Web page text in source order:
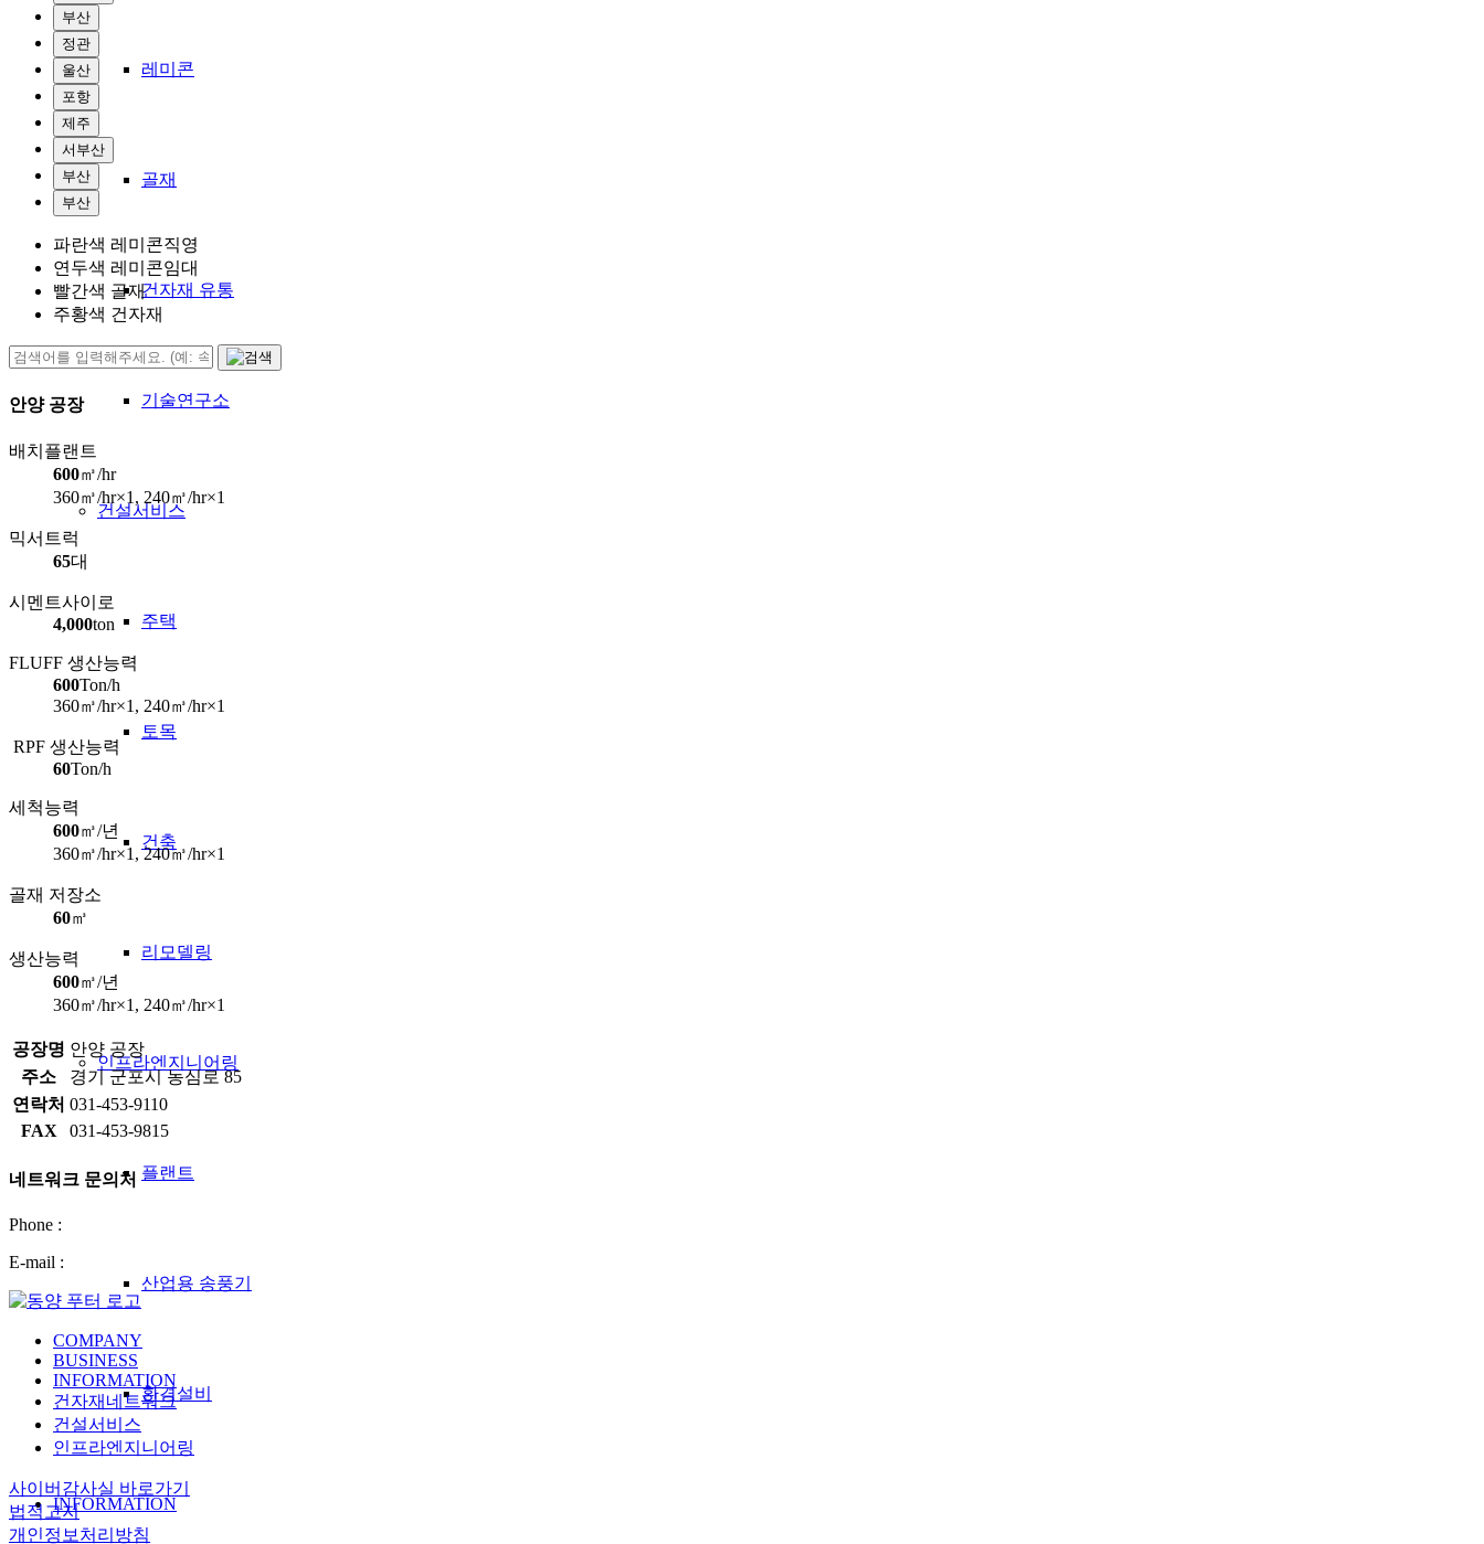
레미콘
골재
건자재 유통
기술연구소
건설서비스
주택
토목
건축
리모델링
인프라엔지니어링
플랜트
산업용 송풍기
환경설비
INFORMATION
부산
정관
울산
포항
제주
서부산
부산
부산
파란색 레미콘직영
연두색 레미콘임대
빨간색 골재
주황색 건자재
안양 공장
배치플랜트
600㎥/hr
360㎥/hr×1, 240㎥/hr×1
믹서트럭
65대
시멘트사이로
4,000ton
FLUFF 생산능력
600Ton/h
360㎥/hr×1, 240㎥/hr×1
RPF 생산능력
60Ton/h
세척능력
600㎥/년
360㎥/hr×1, 240㎥/hr×1
골재 저장소
60㎥
생산능력
600㎥/년
360㎥/hr×1, 240㎥/hr×1
공장명 안양 공장
주소
경기 군포시 농심로 85
연락처 031-453-9110
FAX
031-453-9815
네트워크 문의처
Phone :
E-mail :
COMPANY
BUSINESS
INFORMATION
건자재네트워크
건설서비스
인프라엔지니어링
사이버감사실 바로가기
법적고지
개인정보처리방침